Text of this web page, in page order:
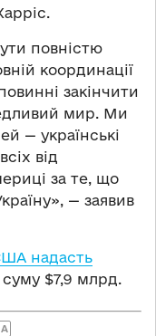
повністю
координації
закінчити
мир. Ми
— українські
від
за те, що
— заявив
надасть
$7,9 млрд.